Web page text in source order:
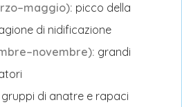
picco della
di nidificazione
grandi
di anatre e rapaci